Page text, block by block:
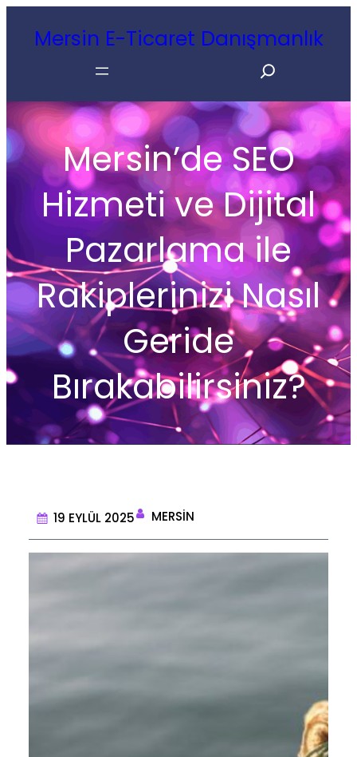
Mersin E-Ticaret Danışmanlık
Search
Mersin’de SEO
Hizmeti ve Dijital
Pazarlama ile
Rakiplerinizi Nasıl
Geride
Bırakabilirsiniz?
19 EYLÜL 2025 MERSIN